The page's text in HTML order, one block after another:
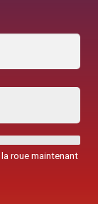
roue maintenant